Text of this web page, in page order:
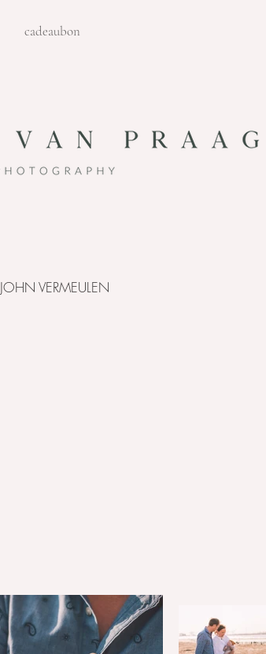
cadeaubon
JOHN VERMEULEN